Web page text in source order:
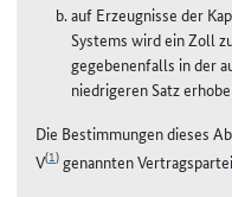
auf Erzeugnisse der
Systems wird ein Zoll
gegebenenfalls in der
niedrigeren Satz
Die Bestimmungen dieses
V(1)genannten